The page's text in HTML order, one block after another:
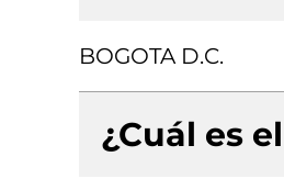
BOGOTA D.C.
¿Cuál es